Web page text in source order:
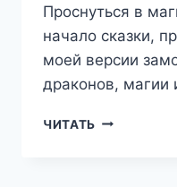
Проснуться в
начало сказки,
моей версии
драконов, магии
ЧИТАТЬ ПОДАРОК